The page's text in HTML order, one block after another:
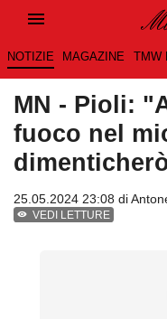
NOTIZIE MAGAZINE TMW
MN - Pioli:
fuoco nel
25.05.2024 23:08 di
VEDI LETTURE